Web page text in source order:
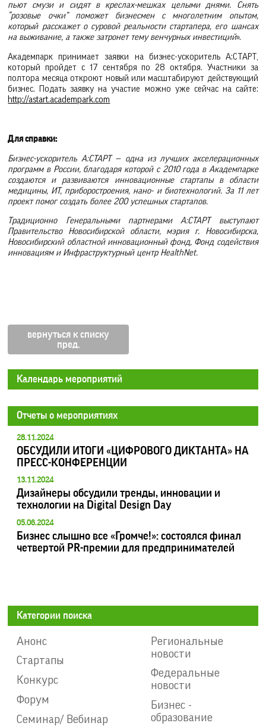
пьют смузи и сидят в креслах-мешках целыми днями. Снять
“розовые очки” поможет бизнесмен с многолетним опытом,
который расскажет о суровой реальности стартапера, его шансах
на выживание, а также затронет тему венчурных инвестиций».
Академпарк принимает заявки на бизнес-ускоритель А:СТАРТ,
который пройдет с 17 сентября по 28 октября. Участники за
полтора месяца откроют новый или масштабируют действующий
бизнес. Подать заявку на участие можно уже сейчас на сайте:
http://astart.academpark.com
Для справки:
Бизнес-ускоритель А:СТАРТ — одна из лучших акселерационных
программ в России, благодаря которой с 2010 года в Академпарке
создаются и развиваются инновационные стартапы в области
медицины, ИТ, приборостроения, нано- и биотехнологий. За 11 лет
проект помог создать более 200 успешных стартапов.
Традиционно Генеральными партнерами А:СТАРТ выступают
Правительство Новосибирской области, мэрия г. Новосибирска,
Новосибирский областной инновационный фонд, Фонд содействия
инновациям и Инфраструктурный центр HealthNet.
вернуться к списку
Календарь мероприятий
Отчеты о мероприятиях
28.11.2024
ОБСУДИЛИ ИТОГИ «ЦИФРОВОГО ДИКТАНТА» НА
ПРЕСС-КОНФЕРЕНЦИИ
13.11.2024
Дизайнеры обсудили тренды, инновации и
технологии на Digital Design Day
05.06.2024
Бизнес слышно все «Громче!»: состоялся финал
четвертой PR-премии для предпринимателей
Категории поиска
Анонс
Стартапы
Конкурс
Форум
Семинар/ Вебинар
Региональные
новости
Федеральные
новости
Бизнес -
образование